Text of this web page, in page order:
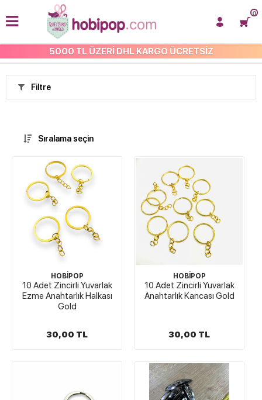
5000 TL ÜZERİ DHL KARGO ÜCRETSİZ
0
ANASAYFA
Filtre
Sıralama seçin
HOBİPOP
10 Adet Zincirli Yuvarlak
Ezme Anahtarlık Halkası
Gold
30,00 TL
HOBİPOP
10 Adet Zincirli Yuvarlak
Anahtarlık Kancası Gold
30,00 TL